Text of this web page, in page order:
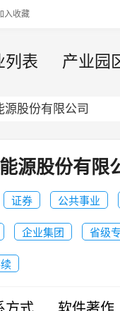
入收藏
列表 产业园
源股份有限公司
源股份有限
证券 公共事业
企业集团 省级